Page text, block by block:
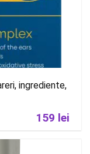
ingrediente,
159 lei